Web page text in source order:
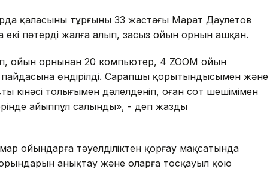
қаласының тұрғыны 33 жастағы Марат Даулетов
пәтерді жалға алып, заңсыз ойын орнын ашқан.
ойын орнынан 20 компьютер, 4 ZOOM ойын
өндірілді. Сарапшы қорытындысымен және
кінәсі толығымен дәлелденіп, оған сот шешімімен
айыппұл салынды», - деп жазды
ойындарға тәуелділіктен қорғау мақсатында
анықтау және оларға тосқауыл қою